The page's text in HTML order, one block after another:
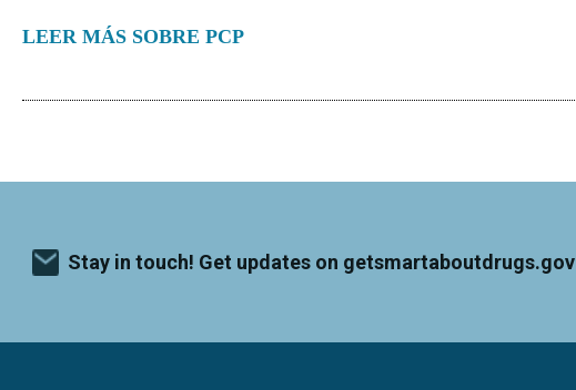
LEER MÁS SOBRE PCP
Stay in touch! Get updates on getsmartaboutdrugs.gov